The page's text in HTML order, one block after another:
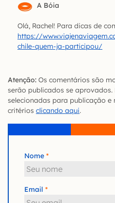
A Bóia
Olá, Rachel! Para dicas de
https://
chile-quem-ja-participou/
Atenção: Os comentários são
serão publicados se aprovados.
selecionadas para publicação e
critérios clicando aqui.
Nome
Email